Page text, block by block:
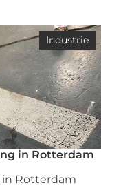
Industrie
in Rotterdam
Rotterdam